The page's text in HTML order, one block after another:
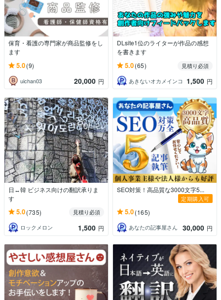
保育・看護の専門家が商品監修をし
ます
5.0(9)
uichan03 20,000 円
DLsite1位のライターが作品の感想
を書きます
5.0(65)
見積り必須
あきないオカメインコ
1,500 円
日↔韓 ビジネス向けの翻訳承りま
す
5.0(735)
見積り必須
ロックメロン
1,500 円
SEO対策！高品質な3000文字5...
定期購入可
5.0(165)
あなたの記事屋さん 30,000 円